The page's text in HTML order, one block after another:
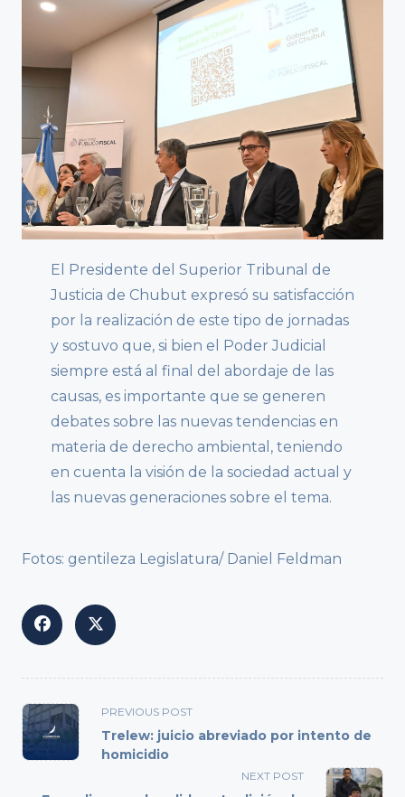
El Presidente del Superior Tribunal de
Justicia de Chubut expresó su satisfacción
por la realización de este tipo de jornadas
y sostuvo que, si bien el Poder Judicial
siempre está al final del abordaje de las
causas, es importante que se generen
debates sobre las nuevas tendencias en
materia de derecho ambiental, teniendo
en cuenta la visión de la sociedad actual y
las nuevas generaciones sobre el tema.
Fotos: gentileza Legislatura/ Daniel Feldman
<span
class="nav-
subtitle
PREVIOUS POST
Trelew: juicio abreviado por intento de
homicidio
NEXT POST